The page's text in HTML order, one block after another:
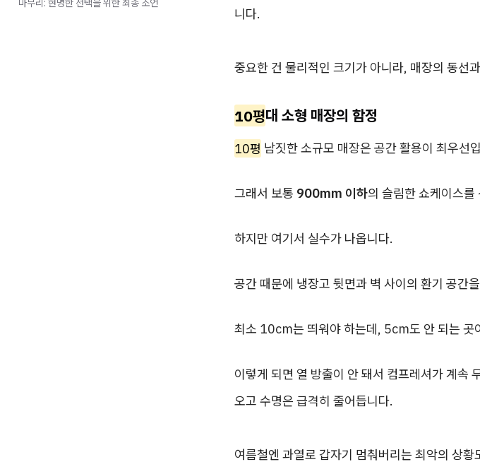
니다.
중요한 건 물리적인 크기가 아니라, 매장의 동선
10평대 소형 매장의 함정
10평 남짓한 소규모 매장은 공간 활용이 최우선
그래서 보통 900mm 이하의 슬림한 쇼케이스를
하지만 여기서 실수가 나옵니다.
공간 때문에 냉장고 뒷면과 벽 사이의 환기 공간
최소 10cm는 띄워야 하는데, 5cm도 안 되는 곳
이렇게 되면 열 방출이 안 돼서 컴프레셔가 계속
오고 수명은 급격히 줄어듭니다.
여름철엔 과열로 갑자기 멈춰버리는 최악의 상황
마무리: 현명한 선택을 위한 최종 조언